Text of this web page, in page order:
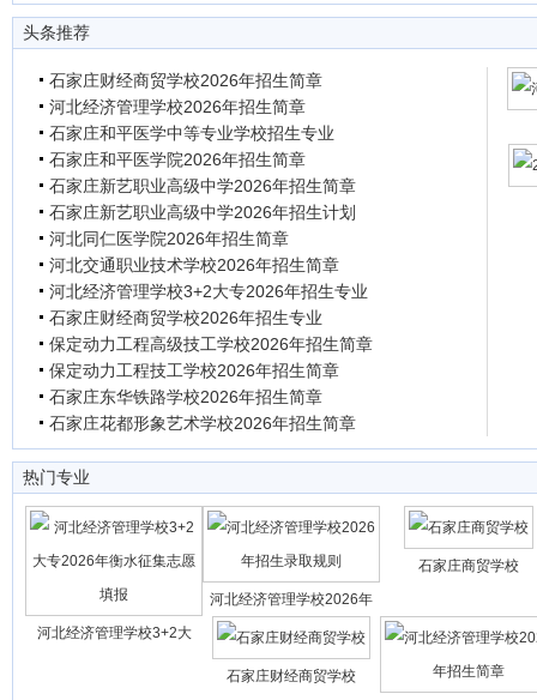
头条推荐
石家庄财经商贸学校2026年招生简章
河北经济管理学校2026年招生简章
石家庄和平医学中等专业学校招生专业
石家庄和平医学院2026年招生简章
石家庄新艺职业高级中学2026年招生简章
石家庄新艺职业高级中学2026年招生计划
河北同仁医学院2026年招生简章
河北交通职业技术学校2026年招生简章
河北经济管理学校3+2大专2026年招生专业
石家庄财经商贸学校2026年招生专业
保定动力工程高级技工学校2026年招生简章
保定动力工程技工学校2026年招生简章
石家庄东华铁路学校2026年招生简章
石家庄花都形象艺术学校2026年招生简章
热门专业
河北经济管理学校3+2大
河北经济管理学校2026年
石家庄商贸学校
石家庄财经商贸学校